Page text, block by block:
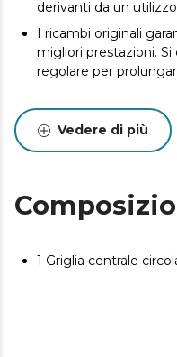
derivanti da un
I ricambi originali
migliori prestazioni.
regolare per
Vedere di più
1 Griglia centrale